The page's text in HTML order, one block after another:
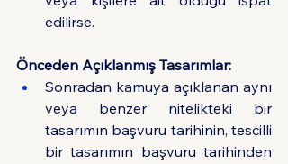
edilirse.
Önceden Açıklanmış Tasarımlar:
Sonradan kamuya açıklanan aynı
veya benzer nitelikteki bir
tasarımın başvuru tarihinin, tescilli
bir tasarımın başvuru tarihinden